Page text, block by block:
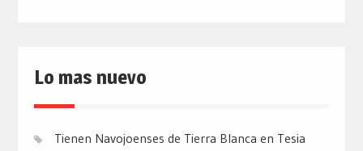
Lo mas nuevo
Tienen Navojoenses de Tierra Blanca en Tesia